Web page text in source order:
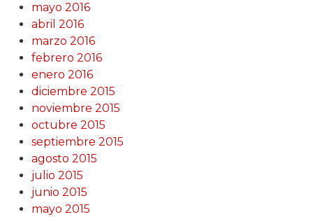
mayo 2016
abril 2016
marzo 2016
febrero 2016
enero 2016
diciembre 2015
noviembre 2015
octubre 2015
septiembre 2015
agosto 2015
julio 2015
junio 2015
mayo 2015